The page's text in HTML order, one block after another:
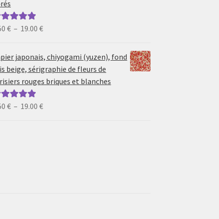
5.00sur
€ – 19.00€Plage
prix :
6.50 €
à
japonais, chiyogami (yuzen), fond
beige, sérigraphie de fleurs de
rouges briques et blanches
5.00sur
€ – 19.00€Plage